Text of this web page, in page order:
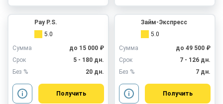
Pay P.S.
5.0
Сумма
до 15 000 ₽
Срок
5 - 180 дн.
Без %
20 дн.
Получить
Займ-Экспресс
5.0
Сумма
до 49 500 ₽
Срок
7 - 126 дн.
Без %
7 дн.
Получить